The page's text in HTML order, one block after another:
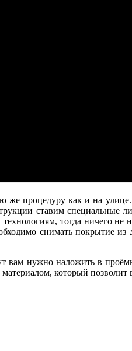
же процедуру как и на
ставим
тогда ничего
снимать покрытие
вам нужно наложить в
который